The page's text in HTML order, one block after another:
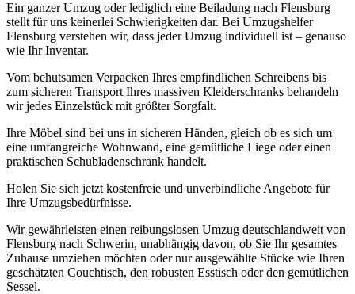
Ein ganzer Umzug oder lediglich eine Beiladung nach Flensburg
stellt für uns keinerlei Schwierigkeiten dar. Bei Umzugshelfer
Flensburg verstehen wir, dass jeder Umzug individuell ist – genauso
wie Ihr Inventar.
Vom behutsamen Verpacken Ihres empfindlichen Schreibens bis
zum sicheren Transport Ihres massiven Kleiderschranks behandeln
wir jedes Einzelstück mit größter Sorgfalt.
Ihre Möbel sind bei uns in sicheren Händen, gleich ob es sich um
eine umfangreiche Wohnwand, eine gemütliche Liege oder einen
praktischen Schubladenschrank handelt.
Holen Sie sich jetzt kostenfreie und unverbindliche Angebote für
Ihre Umzugsbedürfnisse.
Wir gewährleisten einen reibungslosen Umzug deutschlandweit von
Flensburg nach Schwerin, unabhängig davon, ob Sie Ihr gesamtes
Zuhause umziehen möchten oder nur ausgewählte Stücke wie Ihren
geschätzten Couchtisch, den robusten Esstisch oder den gemütlichen
Sessel.